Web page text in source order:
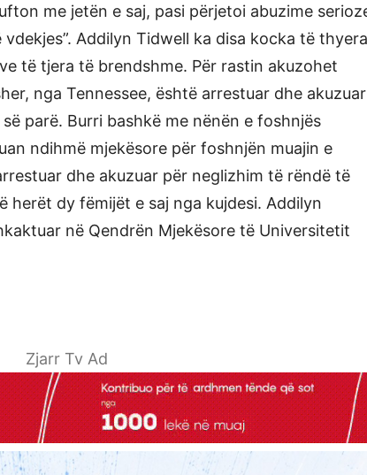
me jetën e saj, pasi përjetoi abuzime
Addilyn Tidwell ka disa kocka të thyera
të tjera të brendshme. Për rastin akuzohet
nga Tennessee, është arrestuar dhe akuzuar
parë. Burri bashkë me nënën e foshnjës
ndihmë mjekësore për foshnjën muajin e
dhe akuzuar për neglizhim të rëndë të
herët dy fëmijët e saj nga kujdesi. Addilyn
në Qendrën Mjekësore të Universitetit
Zjarr Tv Ad